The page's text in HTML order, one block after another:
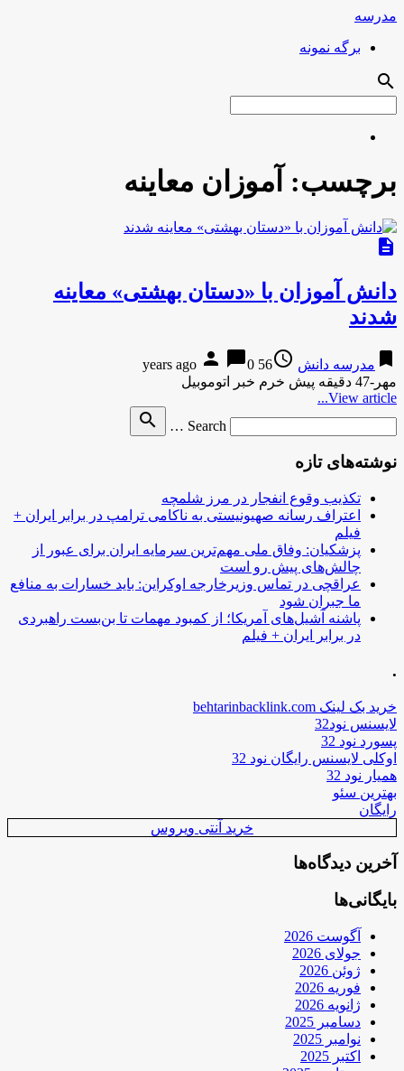
مدرسه
برگه نمونه
search
برچسب: آموزان معاینه
description
دانش آموزان با «دستان بهشتی» معاینه
شدند
bookmark مدرسه دانش access_time
56 years ago
person chat_bubble0
مهر-47 دقیقه پیش خرم خبر اتوموبیل
View article...
Search …
search
نوشته‌های تازه
تکذیب وقوع انفجار در مرز شلمچه
اعتراف رسانه صهیونیستی به ناکامی ترامپ در برابر ایران +
فیلم
پزشکیان: وفاق ملی مهم‌ترین سرمایه ایران برای عبور از
چالش‌های پیش رو است
عراقچی در تماس وزیرخارجه اوکراین: باید خسارات به منافع
ما جبران شود
پاشنه آشیل‌های آمریکا؛ از کمبود مهمات تا بن‌بست راهبردی
در برابر ایران + فیلم
.
خرید بک لینک behtarinbacklink.com
لایسنس نود32
پسورد نود 32
اوکلی لایسنس رایگان نود 32
همیار نود 32
بهترین سئو
رایگان
خرید آنتی ویروس
آخرین دیدگاه‌ها
بایگانی‌ها
آگوست 2026
جولای 2026
ژوئن 2026
فوریه 2026
ژانویه 2026
دسامبر 2025
نوامبر 2025
اکتبر 2025